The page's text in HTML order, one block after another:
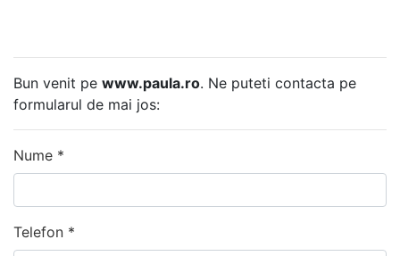
Bun venit pe www.paula.ro. Ne puteti contacta pe
formularul de mai jos:
Nume *
Telefon *